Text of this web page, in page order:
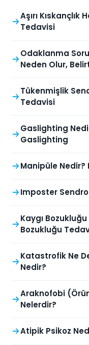
Aşırı Kıskançlık
Tedavisi
Odaklanma
Neden Olur,
Tükenmişlik
Tedavisi
Gaslighting
Gaslighting
Manipüle
Imposter
Kaygı
Bozukluğu
Katastrofik Ne
Nedir?
Araknofobi
Nelerdir?
Atipik Psikoz